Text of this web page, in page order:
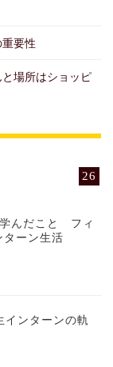
要性
場所はショッピ
26
んだこと フィ
ーン生活
ンターンの軌